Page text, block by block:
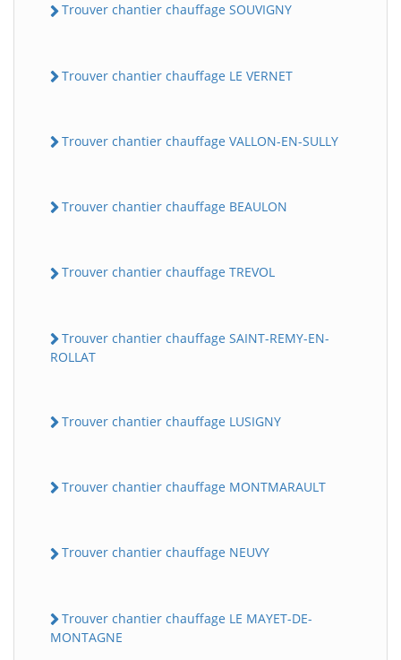
Trouver chantier chauffage SOUVIGNY
Trouver chantier chauffage LE VERNET
Trouver chantier chauffage VALLON-EN-SULLY
Trouver chantier chauffage BEAULON
Trouver chantier chauffage TREVOL
Trouver chantier chauffage SAINT-REMY-EN-
ROLLAT
Trouver chantier chauffage LUSIGNY
Trouver chantier chauffage MONTMARAULT
Trouver chantier chauffage NEUVY
Trouver chantier chauffage LE MAYET-DE-
MONTAGNE